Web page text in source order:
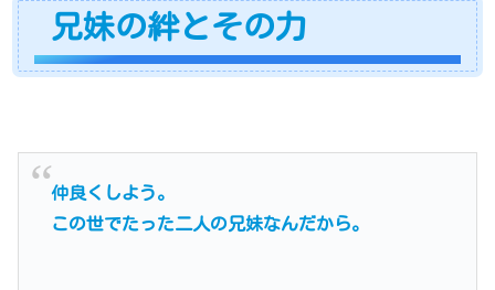
兄妹の絆とその力
仲良くしよう。
この世でたった二人の兄妹なんだから。